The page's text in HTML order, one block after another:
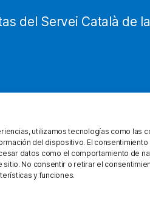
utilizamos tecnologías como las
del dispositivo. El consentimiento
datos como el comportamiento de
sitio. No consentir o retirar el
y funciones.
del Servei Català de